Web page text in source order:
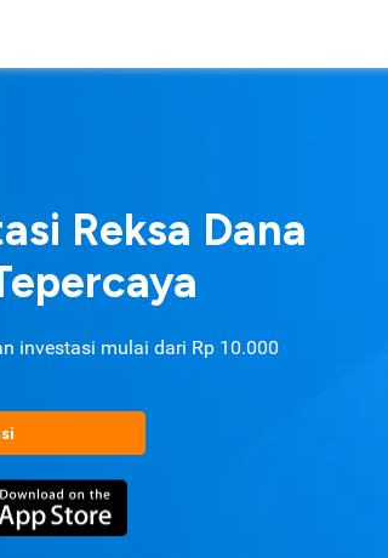
Reksa Dana
investasi mulai dari Rp 10.000